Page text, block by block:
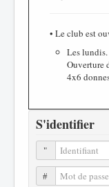
• Le club est
Les lundis.
Ouverture
4x6
S'identifier
Identifiant
Mot de passe